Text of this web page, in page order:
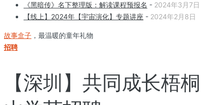
《黑暗传》名下整理版：解读课程预报名 - 2024年3月7日
【线上】2024年【宇宙演化】专题讲座 - 2024年2月8日
故事盒子 ，最温暖的童年礼物
招聘
【深圳】共同成长梧桐